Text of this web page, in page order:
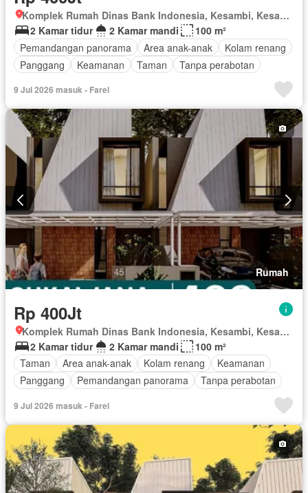
Komplek Rumah Dinas Bank Indonesia, Kesambi, Kesambi, Kota Cirebon, Jawa Barat
2 Kamar tidur
2 Kamar mandi
100 m²
Pemandangan panorama
Area anak-anak
Kolam renang
Panggang
Keamanan Taman Tanpa perabotan
9 Jul 2026 masuk - Farel
Rumah
Rp 400Jt
Komplek Rumah Dinas Bank Indonesia, Kesambi, Kesambi, Kota Cirebon, Jawa Barat
2 Kamar tidur
2 Kamar mandi
100 m²
Taman
Area anak-anak Kolam renang
Keamanan
Panggang
Pemandangan panorama Tanpa perabotan
9 Jul 2026 masuk - Farel